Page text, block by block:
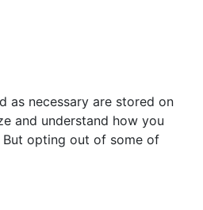
as necessary are stored on
and understand how you
opting out of some of